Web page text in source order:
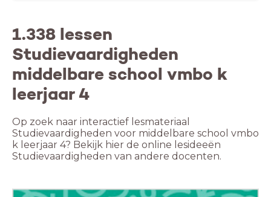
1.338 lessen
Studievaardigheden
middelbare school vmbo k
leerjaar 4
Op zoek naar interactief lesmateriaal
Studievaardigheden voor middelbare school vmbo
k leerjaar 4? Bekijk hier de online lesideeën
Studievaardigheden van andere docenten.